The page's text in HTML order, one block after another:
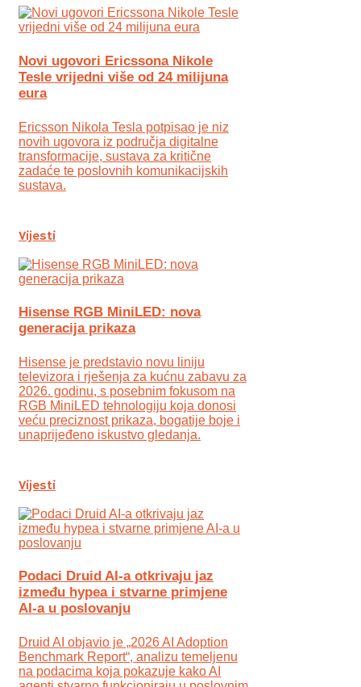
Novi ugovori Ericssona Nikole
Tesle vrijedni više od 24 milijuna
eura
Ericsson Nikola Tesla potpisao je niz
novih ugovora iz područja digitalne
transformacije, sustava za kritične
zadaće te poslovnih komunikacijskih
sustava.
Vijesti
Hisense RGB MiniLED: nova
generacija prikaza
Hisense je predstavio novu liniju
televizora i rješenja za kućnu zabavu za
2026. godinu, s posebnim fokusom na
RGB MiniLED tehnologiju koja donosi
veću preciznost prikaza, bogatije boje i
unaprijeđeno iskustvo gledanja.
Vijesti
Podaci Druid AI-a otkrivaju jaz
između hypea i stvarne primjene
AI-a u poslovanju
Druid AI objavio je „2026 AI Adoption
Benchmark Report“, analizu temeljenu
na podacima koja pokazuje kako AI